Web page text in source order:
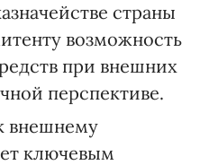
страны
возможность
при внешних
перспективе.
внешнему
ключевым